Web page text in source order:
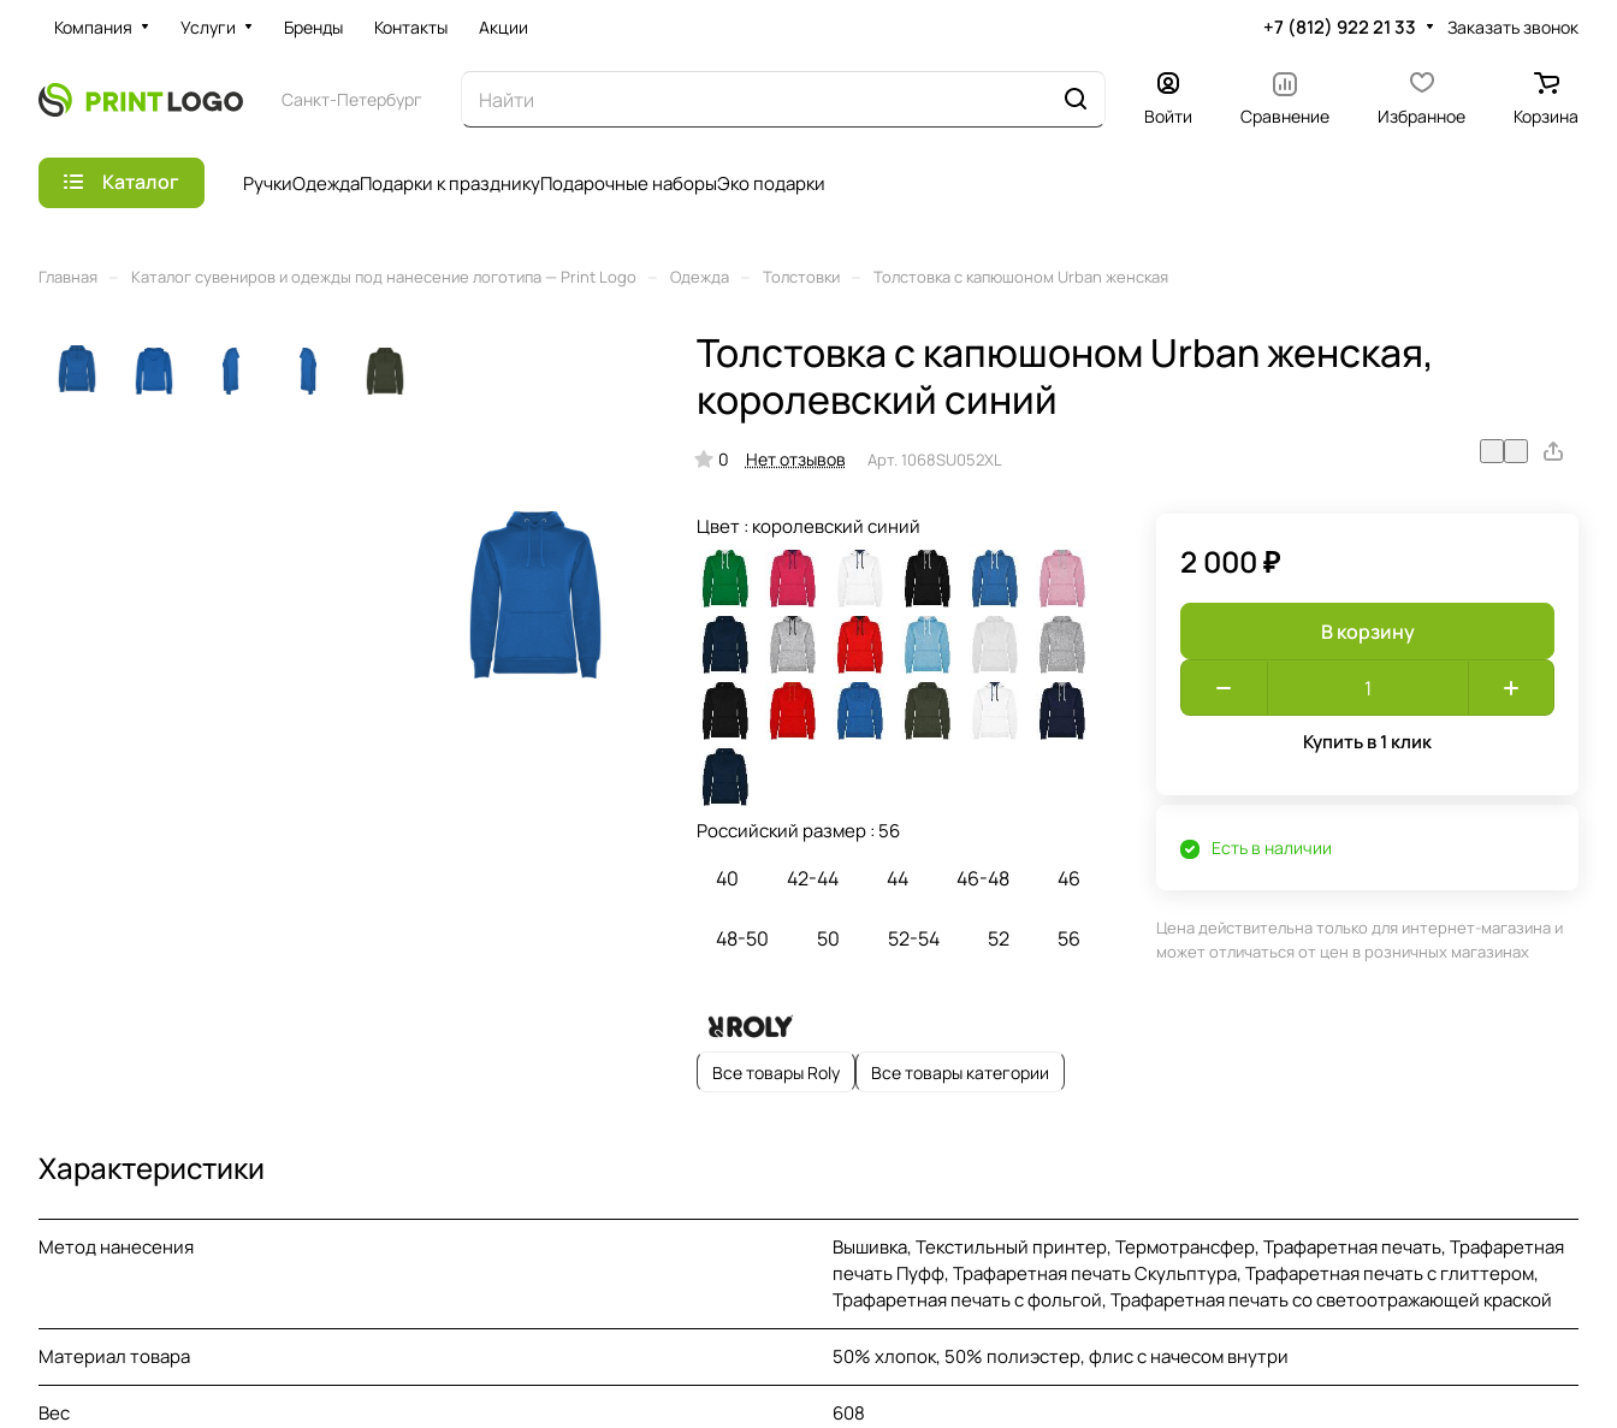
Компания Услуги Бренды Контакты Акции +7 (812) 922 21 33 Заказать звонок
Санкт-Петербург
Войти Сравнение Избранное Корзина
Каталог РучкиОдеждаПодарки к праздникуПодарочные наборыЭко подарки
Главная Каталог сувениров и одежды под нанесение логотипа — Print Logo Одежда Толстовки Толстовка с капюшоном Urban женская
Толстовка с капюшоном Urban женская,
королевский синий
0 Нет отзывов Арт. 1068SU052XL
Цвет : королевский синий
Российский размер : 56
40 42-44 44 46-48 46
48-50 50 52-54 52 56
Все товары Roly Все товары категории
2 000 ₽
В корзину
Купить в 1 клик
Есть в наличии
Цена действительна только для интернет-магазина и
может отличаться от цен в розничных магазинах
Характеристики
Метод нанесения
Вышивка, Текстильный принтер, Термотрансфер, Трафаретная печать, Трафаретная
печать Пуфф, Трафаретная печать Скульптура, Трафаретная печать с глиттером,
Трафаретная печать с фольгой, Трафаретная печать со светоотражающей краской
Материал товара 50% хлопок, 50% полиэстер, флис с начесом внутри
Вес 608